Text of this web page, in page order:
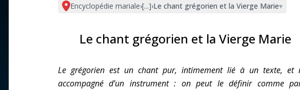
Une Minute avec Marie
Encyclopédie mariale›[...]›Le chant grégorien et la Vierge Marie▾
Le chant grégorien et la Vierge Marie
Le grégorien est un chant pur, intimement lié à un texte, et
accompagné d’un instrument : on peut le définir comme